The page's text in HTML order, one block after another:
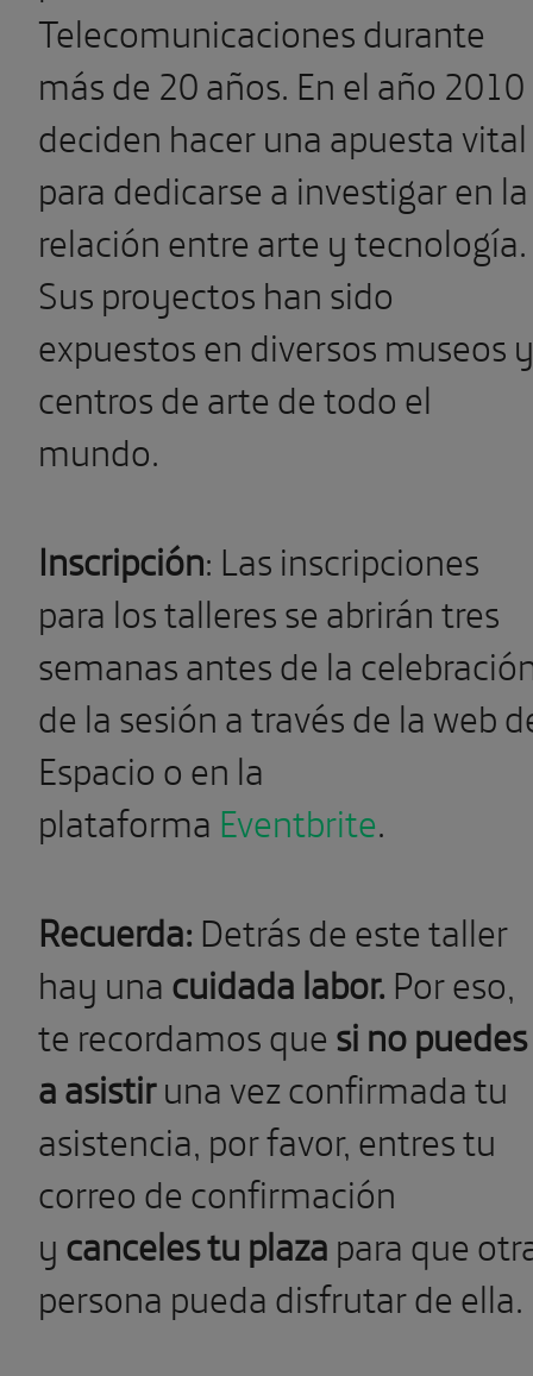
Telecomunicaciones durante
más de 20 años. En el año 2010
deciden hacer una apuesta vital
para dedicarse a investigar en la
relación entre arte y tecnología.
Sus proyectos han sido
expuestos en diversos museos y
centros de arte de todo el
mundo.
Inscripción: Las inscripciones
para los talleres se abrirán tres
semanas antes de la
de la sesión a través de la web
Espacio o en la
plataforma Eventbrite.
Recuerda: Detrás de este taller
hay unacuidada labor. Por eso,
te recordamos quesi no puedes
a asistiruna vez confirmada tu
asistencia, por favor, entres tu
correo de confirmación
ycanceles tu plazapara que
persona pueda disfrutar de ella.